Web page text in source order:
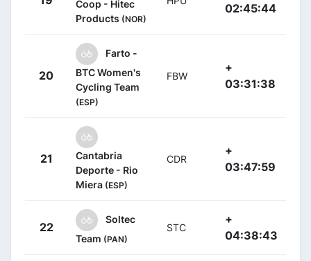
Coop - Hitec
Products (NOR)
02:45:44
20
Farto -
BTC Women's
Cycling Team
(ESP)
FBW
+
03:31:38
21
Cantabria
Deporte - Rio
Miera (ESP)
CDR
+
03:47:59
22
Soltec
Team (PAN)
STC
+
04:38:43